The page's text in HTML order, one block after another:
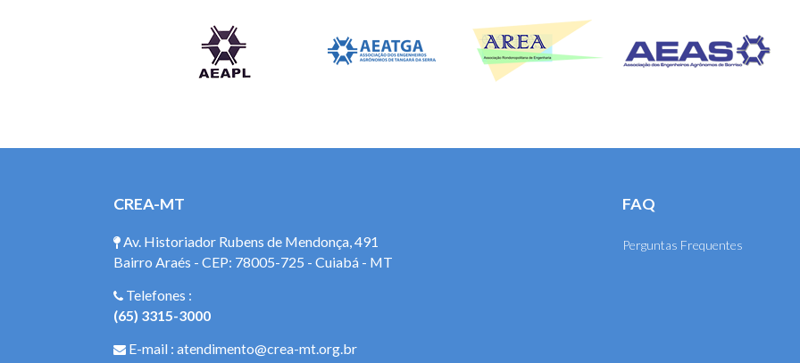
CREA-MT
Av. Historiador Rubens de Mendonça, 491
Bairro Araés - CEP: 78005-725 - Cuiabá - MT
Telefones :
(65) 3315-3000
E-mail : atendimento@crea-mt.org.br
FAQ
Perguntas Frequentes